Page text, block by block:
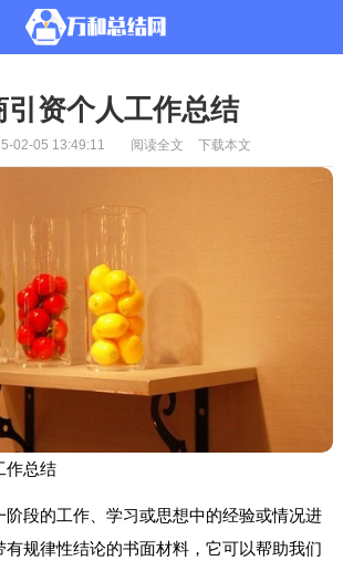
引资个人工作总结
02-05 13:49:11 阅读全文 下载本文
作总结
阶段的工作、学习或思想中的经验或情况进
规律性结论的书面材料，它可以帮助我们